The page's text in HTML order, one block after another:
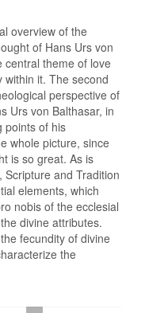
overview of the
of Hans Urs von
central theme of love
it. The second
perspective of
Urs von Balthasar, in
points of his
whole picture, since
is so great. As is
and Tradition
elements, which
nobis of the ecclesial
divine attributes.
fecundity of divine
the